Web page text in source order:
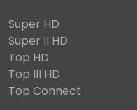
Super HD
Super II HD
Top HD
Top III HD
Top Connect